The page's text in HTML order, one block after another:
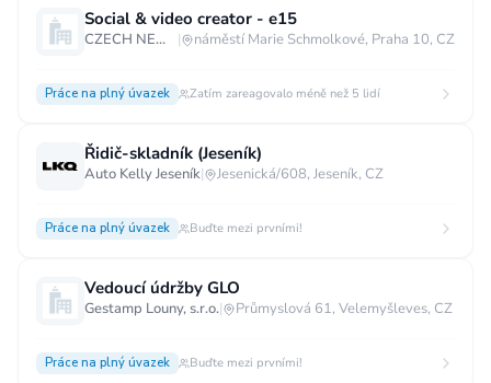
Social & video creator - e15
CZECH NEWS CENTER a.s. | náměstí Marie Schmolkové, Praha 10, CZ
Práce na plný úvazek Zatím zareagovalo méně než 5 lidí
Řidič-skladník (Jeseník)
Auto Kelly Jeseník| Jesenická/608, Jeseník, CZ
Práce na plný úvazek Buďte mezi prvními!
Vedoucí údržby GLO
Gestamp Louny, s.r.o.| Průmyslová 61, Velemyšleves, CZ
Práce na plný úvazek Buďte mezi prvními!
Typ úvazku
Práce na živnost
Práce přes internet
Práce doma
Vzdělání
Vzdělání není podstatné
Základní
Středoškolské nebo odborné vyučení s maturitou
Vysokoškolské / universitní